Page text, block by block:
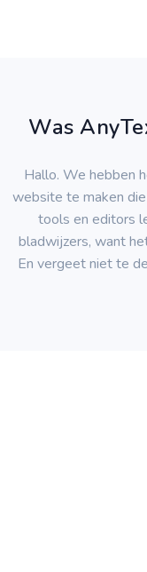
Was
Hallo. We hebben
website te maken
tools en editors
bladwijzers, want
En vergeet niet te